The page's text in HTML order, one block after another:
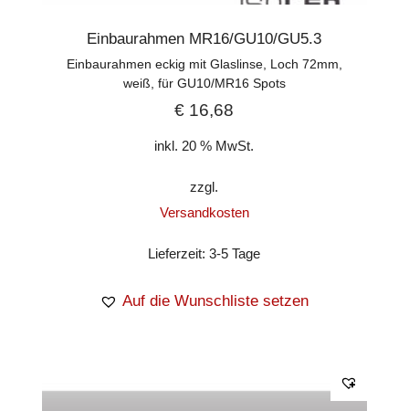
Einbaurahmen MR16/GU10/GU5.3
Einbaurahmen eckig mit Glaslinse, Loch 72mm,
weiß, für GU10/MR16 Spots
€ 16,68
inkl. 20 % MwSt.
zzgl.
Versandkosten
Lieferzeit:3-5 Tage
Auf die Wunschliste setzen